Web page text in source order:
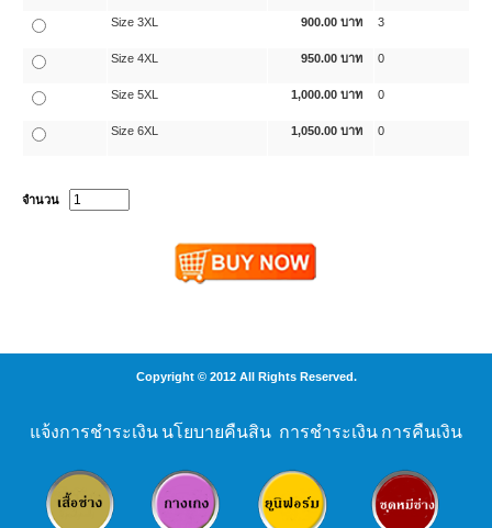
Size 3XL 900.00 บาท 3
Size 4XL 950.00 บาท 0
Size 5XL 1,000.00 บาท 0
Size 6XL 1,050.00 บาท 0
จำนวน
Copyright © 2012 All Rights Reserved.
แจ้งการชำระเงิน นโยบายคืนสิน การชำระเงิน การคืนเงิน